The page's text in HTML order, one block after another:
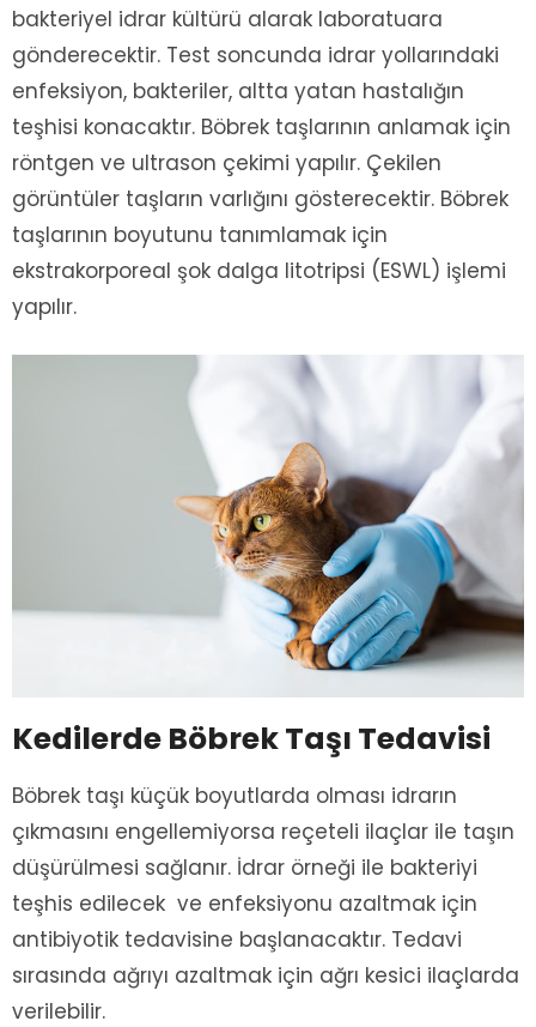
bakteriyel idrar kültürü alarak laboratuara
gönderecektir. Test soncunda idrar yollarındaki
enfeksiyon, bakteriler, altta yatan hastalığın
teşhisi konacaktır. Böbrek taşlarının anlamak için
röntgen ve ultrason çekimi yapılır. Çekilen
görüntüler taşların varlığını gösterecektir. Böbrek
taşlarının boyutunu tanımlamak için
ekstrakorporeal şok dalga litotripsi (ESWL) işlemi
yapılır.
Kedilerde Böbrek Taşı Tedavisi
Böbrek taşı küçük boyutlarda olması idrarın
çıkmasını engellemiyorsa reçeteli ilaçlar ile taşın
düşürülmesi sağlanır. İdrar örneği ile bakteriyi
teşhis edilecek ve enfeksiyonu azaltmak için
antibiyotik tedavisine başlanacaktır. Tedavi
sırasında ağrıyı azaltmak için ağrı kesici ilaçlarda
verilebilir.